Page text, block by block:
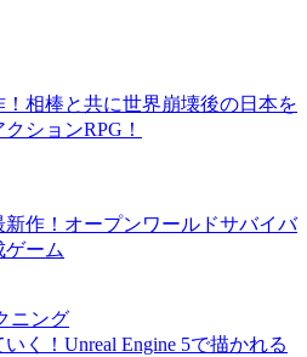
相棒と共に世界崩壊後の日本を
ションRPG！
作！オープンワールドサバイバ
ゲーム
ニング
く！Unreal Engine 5で描かれる